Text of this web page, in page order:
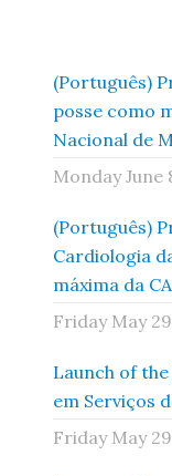
(Português)
posse como
Nacional de
Monday June
(Português)
Cardiologia
máxima da
Friday May
Launch of
em Serviços
Friday May